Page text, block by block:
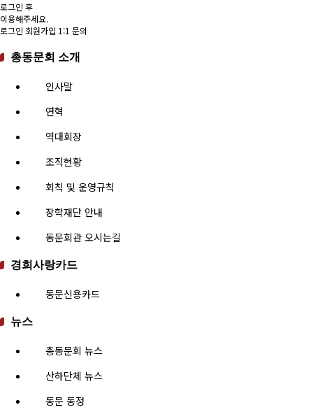
로그인 후
이용해주세요.
로그인 회원가입 1:1 문의
총동문회 소개
인사말
연혁
역대회장
조직현황
회칙 및 운영규칙
장학재단 안내
동문회관 오시는길
경희사랑카드
동문신용카드
뉴스
총동문회 뉴스
산하단체 뉴스
동문 동정